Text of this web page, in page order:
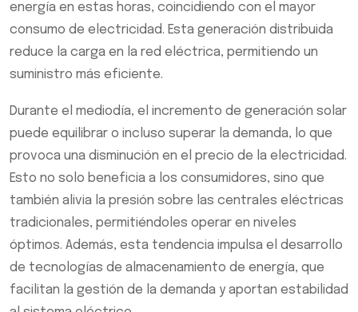
energía en estas horas, coincidiendo con el mayor
consumo de electricidad. Esta generación distribuida
reduce la carga en la red eléctrica, permitiendo un
suministro más eficiente.
Durante el mediodía, el incremento de generación solar
puede equilibrar o incluso superar la demanda, lo que
provoca una disminución en el precio de la electricidad.
Esto no solo beneficia a los consumidores, sino que
también alivia la presión sobre las centrales eléctricas
tradicionales, permitiéndoles operar en niveles
óptimos. Además, esta tendencia impulsa el desarrollo
de tecnologías de almacenamiento de energía, que
facilitan la gestión de la demanda y aportan estabilidad